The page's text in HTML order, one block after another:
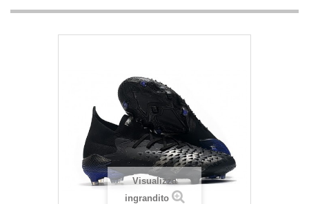
Visualizza
ingrandito